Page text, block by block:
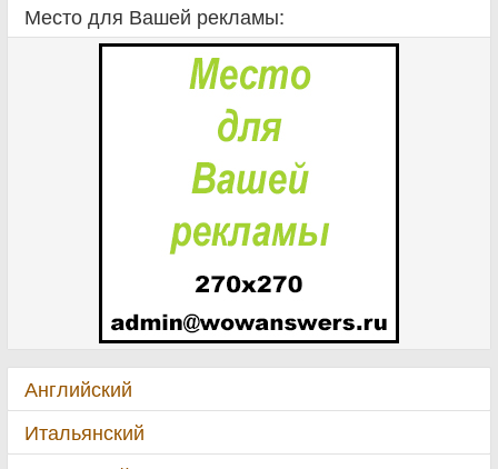
Место для Вашей рекламы:
Английский
Итальянский